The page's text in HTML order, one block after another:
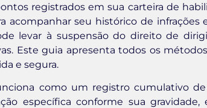
registrados em sua carteira de
acompanhar seu histórico de infrações
levar à suspensão do direito de
Este guia apresenta todos os
e segura.
como um registro cumulativo de
específica conforme sua